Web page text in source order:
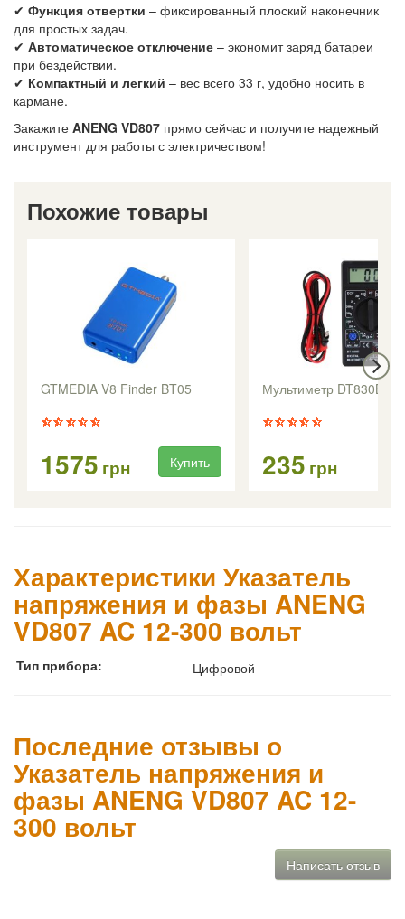
✔ Функция отвертки – фиксированный плоский наконечник
для простых задач.
✔ Автоматическое отключение – экономит заряд батареи
при бездействии.
✔ Компактный и легкий – вес всего 33 г, удобно носить в
кармане.
Закажите ANENG VD807 прямо сейчас и получите надежный
инструмент для работы с электричеством!
Похожие товары
GTMEDIA V8 Finder BT05
1575 грн Купить
Мультиметр DT830B
235 грн
Характеристики Указатель
напряжения и фазы ANENG
VD807 AC 12-300 вольт
Тип прибора: Цифровой
Последние отзывы о
Указатель напряжения и
фазы ANENG VD807 AC 12-
300 вольт
Написать отзыв